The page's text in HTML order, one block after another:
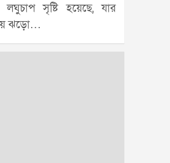
সৃষ্টি হয়েছে, যার
ঝড়ো…